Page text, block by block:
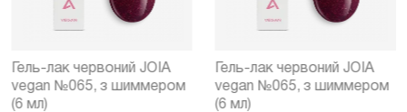
Гель-лак червоний JOIA
vegan №065, з шиммером
(6 мл)
Гель-лак червоний JOIA
vegan №065, з шиммером
(6 мл)